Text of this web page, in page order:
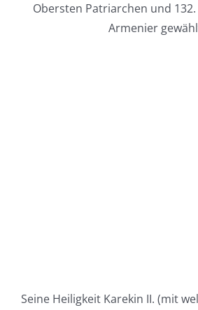
Obersten Patriarchen und
Armenier
Seine Heiligkeit Karekin II. (mit